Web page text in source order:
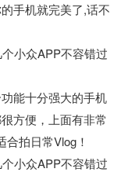
手机就完美了,话不
能十分强大的手机
方便，上面有非常
拍日常Vlog！